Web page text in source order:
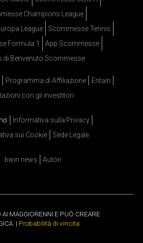
Champions League
League
Scommesse Tennis
Formula 1
App Scommesse
di Benvenuto Scommesse
Programma di Affiliazione
Entain
con gli investitori
Informativa sulla Privacy
sui Cookie
Sede Legale
bwin news Autori
AI MAGGIORENNI E PUÒ CREARE
| Probabilità di vincita